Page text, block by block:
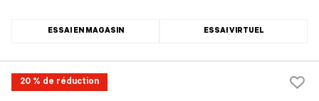
ESSAI EN MAGASIN ESSAI VIRTUEL
20 % de réduction